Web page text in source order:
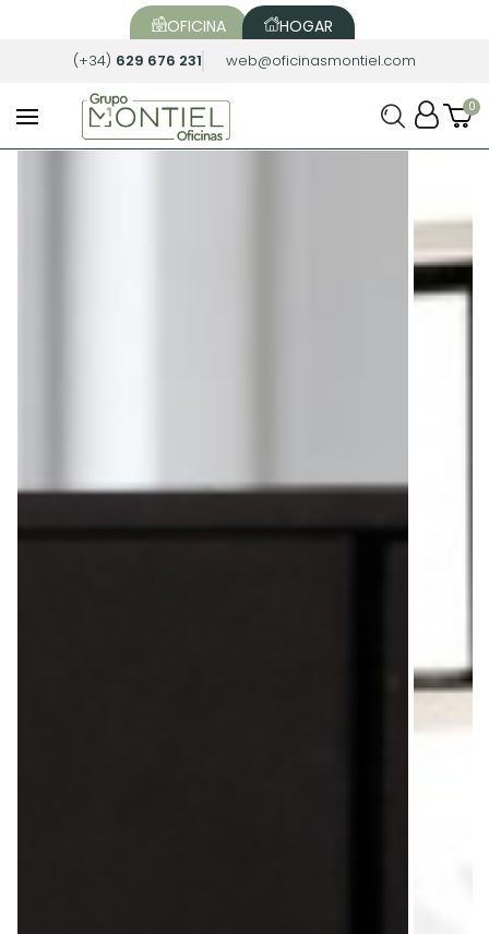
OFICINA HOGAR
(+34) 629 676 231 web@oficinasmontiel.com